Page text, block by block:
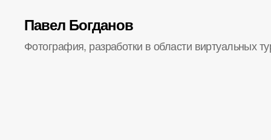
Павел Богданов
Фотография, разработки в области виртуальных